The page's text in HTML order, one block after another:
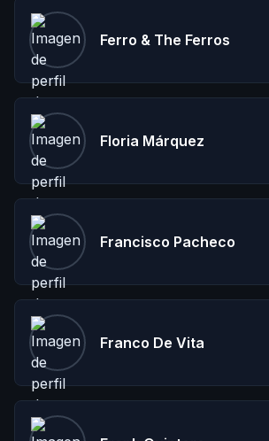
Ferro & The Ferros
Floria Márquez
Francisco Pacheco
Franco De Vita